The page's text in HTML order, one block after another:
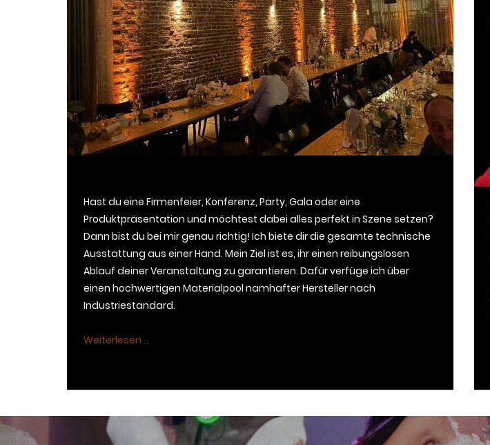
Hast du eine Firmenfeier, Konferenz, Party, Gala oder eine
Produktpräsentation und möchtest dabei alles perfekt in Szene setzen?
Dann bist du bei mir genau richtig! Ich biete dir die gesamte technische
Ausstattung aus einer Hand. Mein Ziel ist es, ihr einen reibungslosen
Ablauf deiner Veranstaltung zu garantieren. Dafür verfüge ich über
einen hochwertigen Materialpool namhafter Hersteller nach
Industriestandard.
Weiterlesen ...